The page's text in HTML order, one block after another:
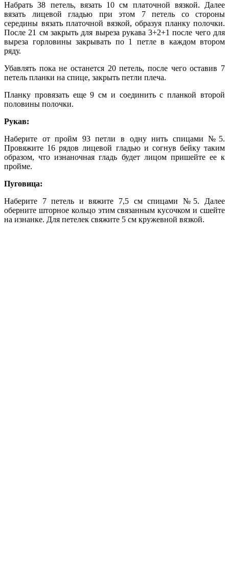
Набрать 38 петель, вязать 10 см платочной вязкой. Далее
вязать лицевой гладью при этом 7 петель со стороны
середины вязать платочной вязкой, образуя планку полочки.
После 21 см закрыть для выреза рукава 3+2+1 после чего для
выреза горловины закрывать по 1 петле в каждом втором
ряду.
Убавлять пока не останется 20 петель, после чего оставив 7
петель планки на спице, закрыть петли плеча.
Планку провязать еще 9 см и соединить с планкой второй
половины полочки.
Рукав:
Наберите от пройм 93 петли в одну нить спицами №5.
Провяжите 16 рядов лицевой гладью и согнув бейку таким
образом, что изнаночная гладь будет лицом пришейте ее к
пройме.
Пуговица:
Наберите 7 петель и вяжите 7,5 см спицами №5. Далее
оберните шторное кольцо этим связанным кусочком и сшейте
на изнанке. Для петелек свяжите 5 см кружевной вязкой.